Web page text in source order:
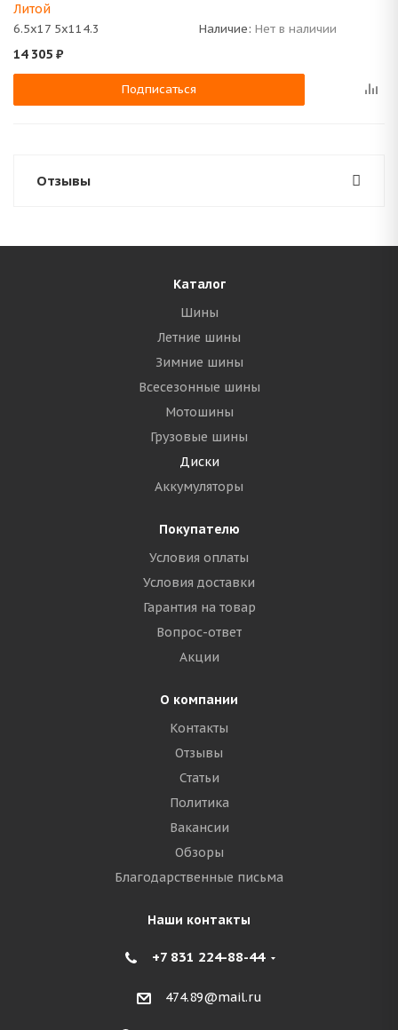
Литой
6.5x17 5x114.3 Наличие: Нет в наличии
14 305 ₽
Подписаться
Отзывы
Каталог
Шины
Летние шины
Зимние шины
Всесезонные шины
Мотошины
Грузовые шины
Диски
Аккумуляторы
Покупателю
Условия оплаты
Условия доставки
Гарантия на товар
Вопрос-ответ
Акции
О компании
Контакты
Отзывы
Статьи
Политика
Вакансии
Обзоры
Благодарственные письма
Наши контакты
+7 831 224-88-44
474.89@mail.ru